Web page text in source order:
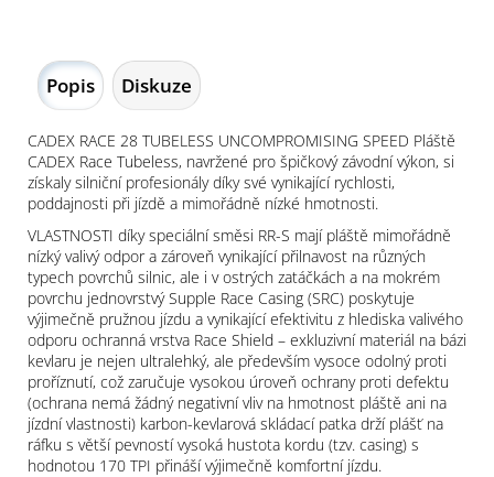
Popis Diskuze
CADEX RACE 28 TUBELESS UNCOMPROMISING SPEED Pláště
CADEX Race Tubeless, navržené pro špičkový závodní výkon, si
získaly silniční profesionály díky své vynikající rychlosti,
poddajnosti při jízdě a mimořádně nízké hmotnosti.
VLASTNOSTI díky speciální směsi RR-S mají pláště mimořádně
nízký valivý odpor a zároveň vynikající přilnavost na různých
typech povrchů silnic, ale i v ostrých zatáčkách a na mokrém
povrchu jednovrstvý Supple Race Casing (SRC) poskytuje
výjimečně pružnou jízdu a vynikající efektivitu z hlediska valivého
odporu ochranná vrstva Race Shield – exkluzivní materiál na bázi
kevlaru je nejen ultralehký, ale především vysoce odolný proti
proříznutí, což zaručuje vysokou úroveň ochrany proti defektu
(ochrana nemá žádný negativní vliv na hmotnost pláště ani na
jízdní vlastnosti) karbon-kevlarová skládací patka drží plášť na
ráfku s větší pevností vysoká hustota kordu (tzv. casing) s
hodnotou 170 TPI přináší výjimečně komfortní jízdu.